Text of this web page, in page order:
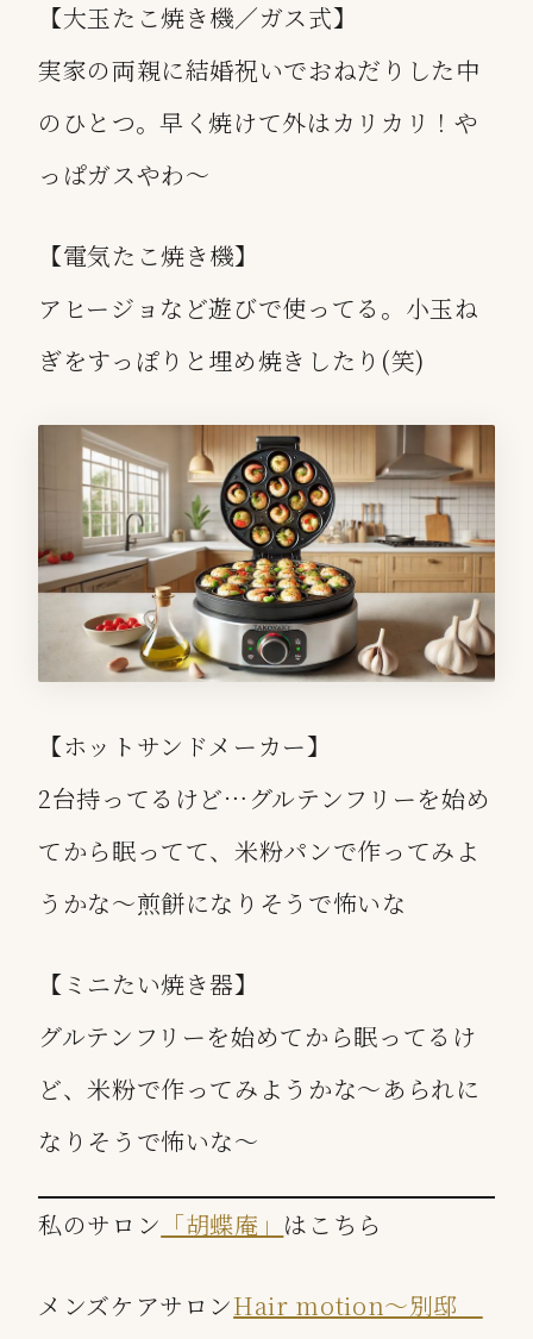
【大玉たこ焼き機／ガス式】
実家の両親に結婚祝いでおねだりした中
のひとつ。早く焼けて外はカリカリ！や
っぱガスやわ〜
【電気たこ焼き機】
アヒージョなど遊びで使ってる。小玉ね
ぎをすっぽりと埋め焼きしたり(笑)
【ホットサンドメーカー】
2台持ってるけど…グルテンフリーを始め
てから眠ってて、米粉パンで作ってみよ
うかな〜煎餅になりそうで怖いな
【ミニたい焼き器】
グルテンフリーを始めてから眠ってるけ
ど、米粉で作ってみようかな〜あられに
なりそうで怖いな〜
私のサロン 「胡蝶庵」 はこちら
メンズケアサロンHair motion〜別邸